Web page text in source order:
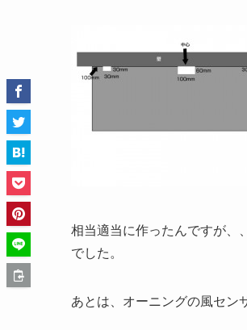
相当適当に作ったんですが、
でした。
あとは、オーニングの風セン